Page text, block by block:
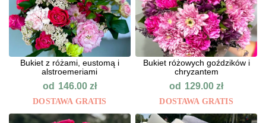
Bukiet z różami, eustomą i
alstroemeriami
od 146.00 zł
DOSTAWA GRATIS
Bukiet różowych goździków i
chryzantem
od 129.00zł
DOSTAWA GRATIS